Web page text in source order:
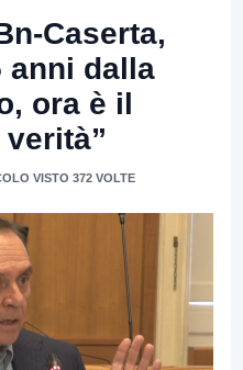
Caserta,
anni dalla
ora è il
VISTO 372 VOLTE